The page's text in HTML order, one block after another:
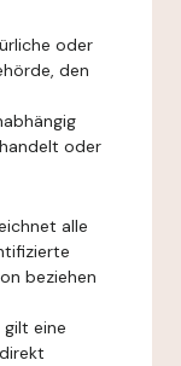
oder
den
oder
alle
beziehen
eine